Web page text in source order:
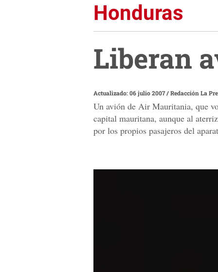
Honduras
Liberan
Actualizado: 06 julio 2007/Redacción La
Un avión de Air Mauritania, que
capital mauritana, aunque al
por los propios pasajeros del